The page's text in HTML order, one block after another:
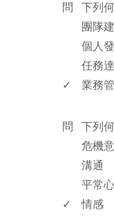
問
下列
團隊
個人
任務
✓
業務
問
下列
危機
溝通
平常心
✓
情感